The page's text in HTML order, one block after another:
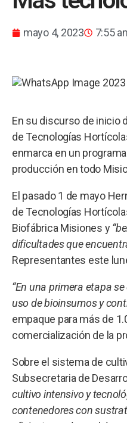
mayo 4, 2023 7:55
En su discurso de inicio
de Tecnologías
enmarca en un
producción en todo
El pasado 1 de mayo
de Tecnologías
Biofábrica Misiones y
dificultades que
Representantes este
“En una primera etapa
uso de bioinsumos y
empaque para más de
comercialización de la
Sobre el sistema de
Subsecretaria de
cultivo intensivo y
contenedores con